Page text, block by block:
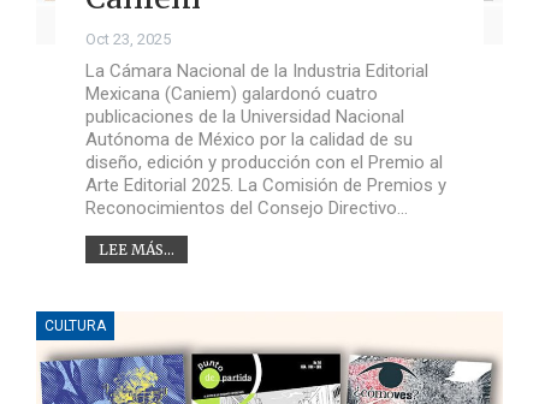
Oct 23, 2025
La Cámara Nacional de la Industria Editorial
Mexicana (Caniem) galardonó cuatro
publicaciones de la Universidad Nacional
Autónoma de México por la calidad de su
diseño, edición y producción con el Premio al
Arte Editorial 2025. La Comisión de Premios y
Reconocimientos del Consejo Directivo…
LEE MÁS...
CULTURA